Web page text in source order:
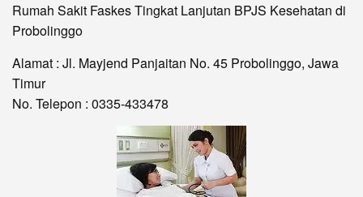
Rumah Sakit Faskes Tingkat Lanjutan BPJS Kesehatan di
Probolinggo
Alamat : Jl. Mayjend Panjaitan No. 45 Probolinggo, Jawa
Timur
No. Telepon : 0335-433478